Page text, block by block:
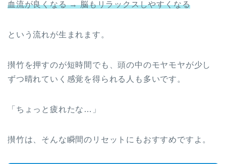
血流が良くなる → 脳もリラックスしやすくなる
という流れが生まれます。
攅竹を押すのが短時間でも、頭の中のモヤモヤが少し
ずつ晴れていく感覚を得られる人も多いです。
「ちょっと疲れたな…」
攅竹は、そんな瞬間のリセットにもおすすめですよ。